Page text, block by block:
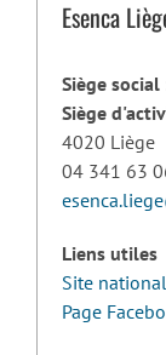
Esenca
Siège social
Siège
4020 Liège
04 341 63
Liens utiles
Site
Page